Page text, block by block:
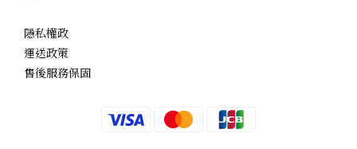
隱私權政
運送政策
售後服務保固